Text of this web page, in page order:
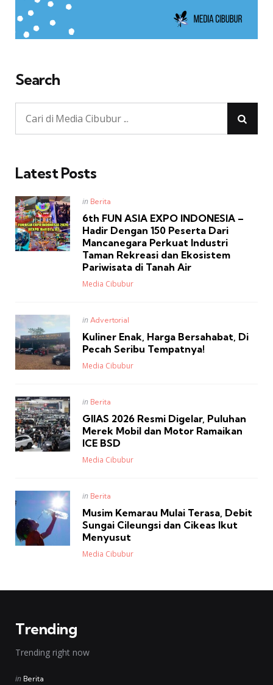
Search
Latest Posts
Posted
in
in Berita
6th FUN ASIA EXPO INDONESIA –
Hadir Dengan 150 Peserta Dari
Mancanegara Perkuat Industri
Taman Rekreasi dan Ekosistem
Pariwisata di Tanah Air
Posted
Media Cibubur
Posted
in Advertorial
Kuliner Enak, Harga Bersahabat, Di
Pecah Seribu Tempatnya!
Posted
Media Cibubur
Posted
in Berita
GIIAS 2026 Resmi Digelar, Puluhan
Merek Mobil dan Motor Ramaikan
ICE BSD
Posted
Media Cibubur
Posted
in Berita
Musim Kemarau Mulai Terasa, Debit
Sungai Cileungsi dan Cikeas Ikut
Menyusut
Posted
Media Cibubur
Trending
Trending right now
Posted
in Berita